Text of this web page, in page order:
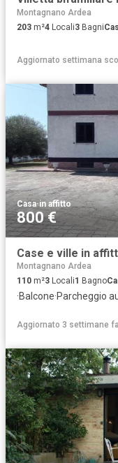
Montagnano Ardea
203 m²4 Locali3 Bagni
Aggiornato settimana
Casa·in affitto
800 €
Montagnano Ardea
110 m²3 Locali1 Bagno
·Balcone·Parcheggio
Aggiornato 3 settimane